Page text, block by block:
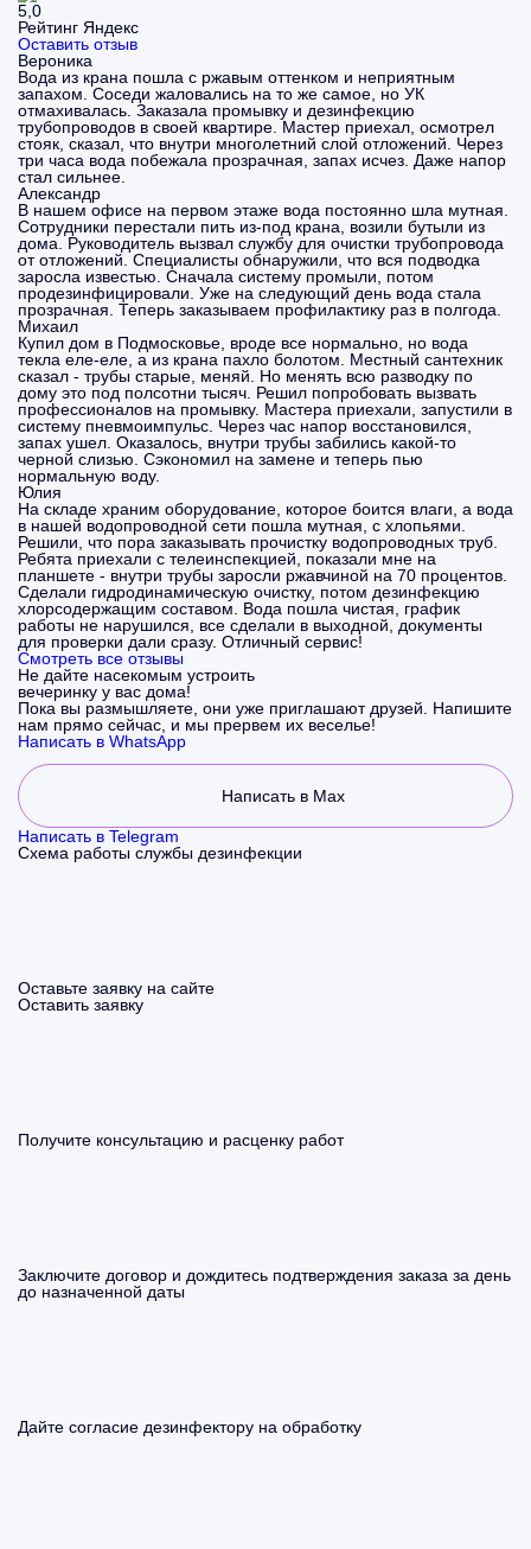
5,0
Рейтинг Яндекс
Оставить отзыв
Вероника
Вода из крана пошла с ржавым оттенком и неприятным
запахом. Соседи жаловались на то же самое, но УК
отмахивалась. Заказала промывку и дезинфекцию
трубопроводов в своей квартире. Мастер приехал, осмотрел
стояк, сказал, что внутри многолетний слой отложений. Через
три часа вода побежала прозрачная, запах исчез. Даже напор
стал сильнее.
Александр
В нашем офисе на первом этаже вода постоянно шла мутная.
Сотрудники перестали пить из-под крана, возили бутыли из
дома. Руководитель вызвал службу для очистки трубопровода
от отложений. Специалисты обнаружили, что вся подводка
заросла известью. Сначала систему промыли, потом
продезинфицировали. Уже на следующий день вода стала
прозрачная. Теперь заказываем профилактику раз в полгода.
Михаил
Купил дом в Подмосковье, вроде все нормально, но вода
текла еле-еле, а из крана пахло болотом. Местный сантехник
сказал - трубы старые, меняй. Но менять всю разводку по
дому это под полсотни тысяч. Решил попробовать вызвать
профессионалов на промывку. Мастера приехали, запустили в
систему пневмоимпульс. Через час напор восстановился,
запах ушел. Оказалось, внутри трубы забились какой-то
черной слизью. Сэкономил на замене и теперь пью
нормальную воду.
Юлия
На складе храним оборудование, которое боится влаги, а вода
в нашей водопроводной сети пошла мутная, с хлопьями.
Решили, что пора заказывать прочистку водопроводных труб.
Ребята приехали с телеинспекцией, показали мне на
планшете - внутри трубы заросли ржавчиной на 70 процентов.
Сделали гидродинамическую очистку, потом дезинфекцию
хлорсодержащим составом. Вода пошла чистая, график
работы не нарушился, все сделали в выходной, документы
для проверки дали сразу. Отличный сервис!
Смотреть все отзывы
Не дайте насекомым устроить
вечеринку у вас дома!
Пока вы размышляете, они уже приглашают друзей. Напишите
нам прямо сейчас, и мы прервем их веселье!
Написать в WhatsApp
Написать в Max
Написать в Telegram
Схема работы службы дезинфекции
Оставьте заявку на сайте
Оставить заявку
Получите консультацию и расценку работ
Заключите договор и дождитесь подтверждения заказа за день
до назначенной даты
Дайте согласие дезинфектору на обработку